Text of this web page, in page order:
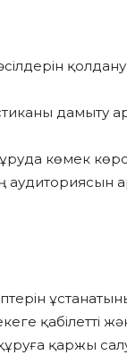
дамыту
көмек
аудиториясын
қабілетті
қаржы